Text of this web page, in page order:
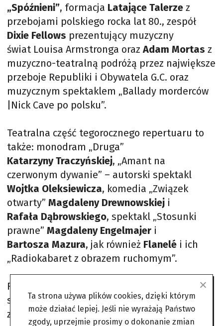
„Spóźnieni”, formacja Latające Talerze z
przebojami polskiego rocka lat 80., zespół
Dixie Fellows prezentujący muzyczny
świat Louisa Armstronga orazAdam Mortas z
muzyczno-teatralną podróżą przez największe
przeboje Republiki i Obywatela G.C. oraz
muzycznym spektaklem „Ballady morderców
|Nick Cave po polsku”.
Teatralna część tegorocznego repertuaru to
także: monodram „Druga”
Katarzyny Traczyńskiej, „Amant na
czerwonym dywanie” – autorski spektakl
Wojtka Oleksiewicza, komedia „Związek
otwarty” Magdaleny Drewnowskiej i
Rafała Dąbrowskiego, spektakl „Stosunki
prawne” Magdaleny Engelmajer i
Bartosza Mazura, jak również Flanelé i ich
„Radiokabaret z obrazem ruchomym”.
Filarem janowskiej sceny pozostają jednak
spektakle improwizowane, które w tym roku
zostaną zaprezentowane przez trzy
Ta strona używa plików cookies, dzięki którym
może działać lepiej. Jeśli nie wyrażają Państwo
zgody, uprzejmie prosimy o dokonanie zmian